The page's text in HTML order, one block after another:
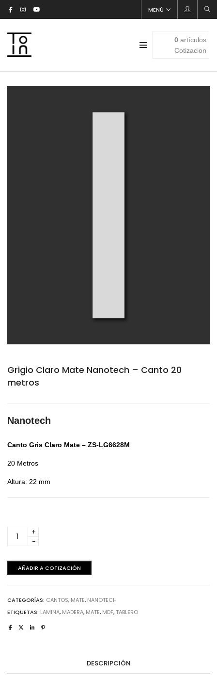
MENÚ
0artículos
Cotizacion
Grigio Claro Mate Nanotech – Canto 20
metros
Nanotech
Canto Gris Claro Mate – ZS-LG6628M
20 Metros
Altura: 22 mm
Grigio
Claro
Nanotech
-
metros
cantidad
AÑADIR A COTIZACIÓN
CATEGORÍAS: CANTOS, MATE, NANOTECH
ETIQUETAS: LAMINA, MADERA, MATE, MDF, TABLERO
DESCRIPCIÓN